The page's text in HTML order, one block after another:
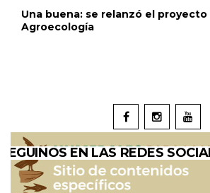
Una buena: se relanzó el proyecto
Agroecología
SEGUINOS EN LAS REDES